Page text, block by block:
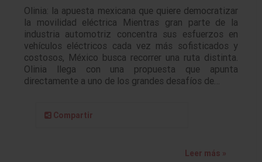
Olinia: la apuesta mexicana que quiere democratizar
la movilidad eléctrica Mientras gran parte de la
industria automotriz concentra sus esfuerzos en
vehículos eléctricos cada vez más sofisticados y
costosos, México busca recorrer una ruta distinta.
Olinia llega con una propuesta que apunta
directamente a uno de los grandes desafíos de…
Compartir
Leer más »